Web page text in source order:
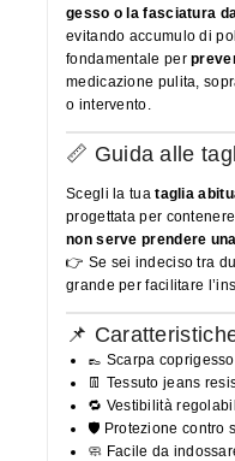
gesso o la fasciatura
evitando accumulo di
fondamentale per
medicazione pulita,
o intervento.
📏 Guida alle
Scegli la tuataglia
progettata per
non serve prendere
👉 Se sei indeciso tra
grande per facilitare
📌
👞 Scarpa
👖 Tessuto jeans
🔁 Vestibilità
🛡️ Protezione contro
🧼 Facile da